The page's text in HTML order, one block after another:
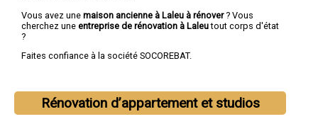
Vous avez une maison ancienne à Laleu à rénover? Vous
cherchez une entreprise de rénovation à Laleutout corps d'état
?
Faites confiance à la société SOCOREBAT.
Rénovation d’appartement et studios